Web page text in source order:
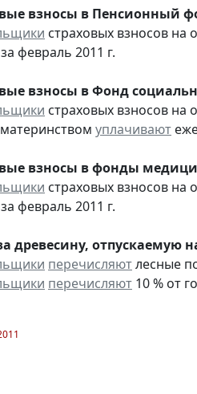
взносы в Пенсионный
страховых взносов на
февраль 2011 г.
взносы в Фонд
страховых взносов на
уплачивают
взносы в фонды
страховых взносов на
февраль 2011 г.
древесину, отпускаемую
перечисляютлесные
перечисляют 10 % от